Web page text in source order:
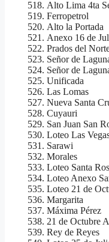
Alto Lima 4ta
Ferropetrol
Alto la Portada
Anexo 16 de
Prados del
Señor de
Señor de
Unificada
Las Lomas
Nueva Santa
Cuyauri
San Juan San
Loteo Las
Sarawi
Morales
Loteo Santa
Loteo Anexo
Loteo 21 de
Margarita
Máxima Pérez
21 de Octubre A
Rey de Reyes